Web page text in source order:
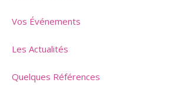
Vos Événements
Les Actualités
Quelques Références